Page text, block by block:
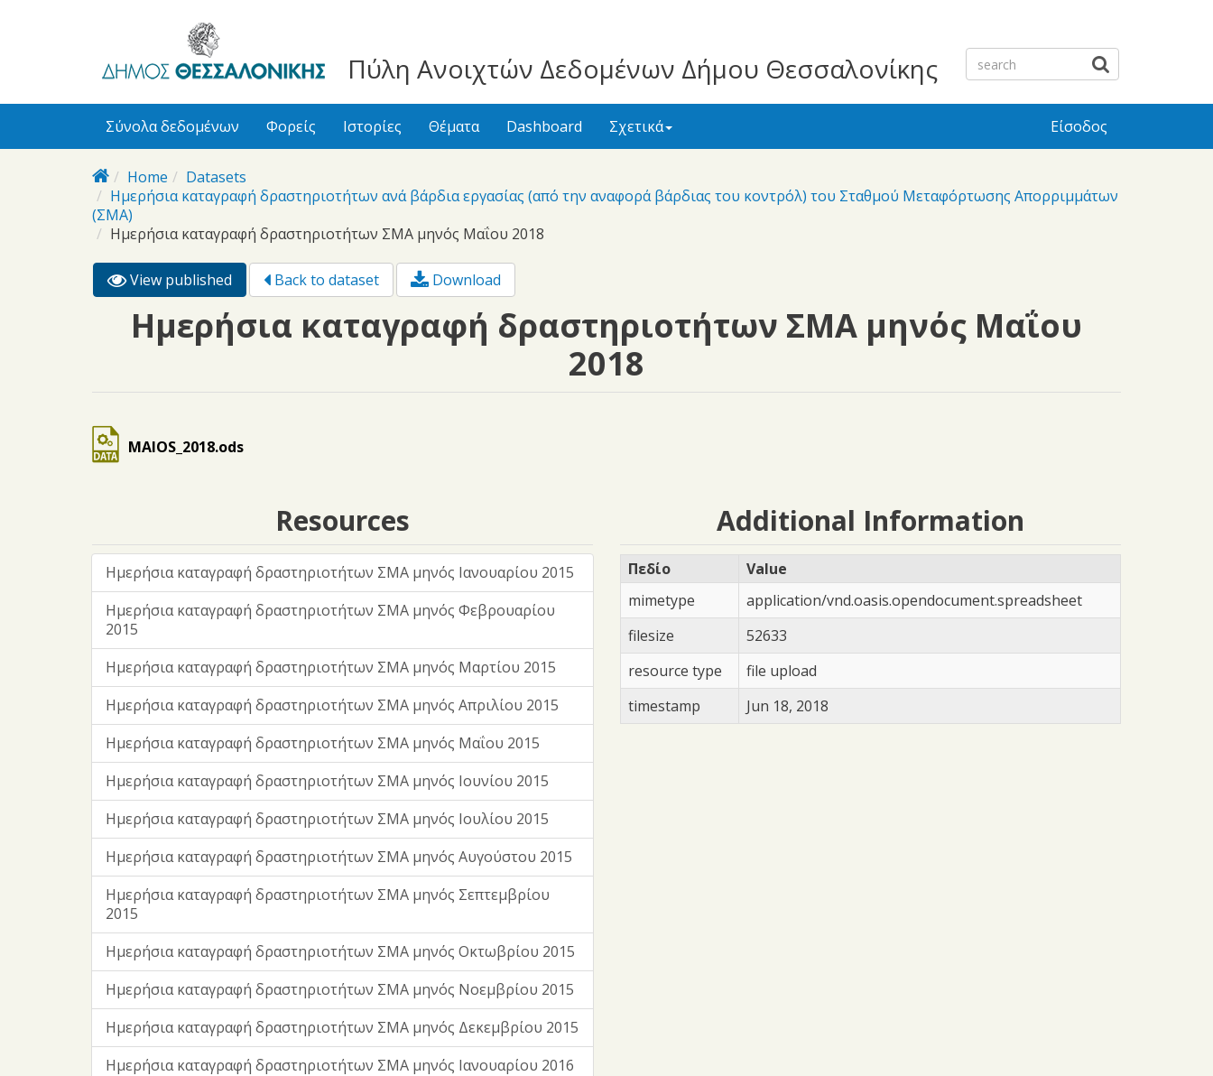
Πύλη Ανοιχτών Δεδομένων Δήμου Θεσσαλονίκης
Σύνολα δεδομένων Φορείς Ιστορίες Θέματα Dashboard Σχετικά Είσοδος
Home
Datasets
Ημερήσια καταγραφή δραστηριοτήτων ανά βάρδια εργασίας (από την αναφορά βάρδιας του κοντρόλ) του Σταθμού Μεταφόρτωσης Απορριμμάτων
(ΣΜΑ)
Ημερήσια καταγραφή δραστηριοτήτων ΣΜΑ μηνός Μαΐου 2018
Primary tabs
View published (active
tab)
Back to dataset Download
Ημερήσια καταγραφή δραστηριοτήτων ΣΜΑ μηνός Μαΐου
2018
MAIOS_2018.ods
Resources
Ημερήσια καταγραφή δραστηριοτήτων ΣΜΑ μηνός Ιανουαρίου 2015
Ημερήσια καταγραφή δραστηριοτήτων ΣΜΑ μηνός Φεβρουαρίου
2015
Ημερήσια καταγραφή δραστηριοτήτων ΣΜΑ μηνός Μαρτίου 2015
Ημερήσια καταγραφή δραστηριοτήτων ΣΜΑ μηνός Απριλίου 2015
Ημερήσια καταγραφή δραστηριοτήτων ΣΜΑ μηνός Μαΐου 2015
Ημερήσια καταγραφή δραστηριοτήτων ΣΜΑ μηνός Ιουνίου 2015
Ημερήσια καταγραφή δραστηριοτήτων ΣΜΑ μηνός Ιουλίου 2015
Ημερήσια καταγραφή δραστηριοτήτων ΣΜΑ μηνός Αυγούστου 2015
Ημερήσια καταγραφή δραστηριοτήτων ΣΜΑ μηνός Σεπτεμβρίου
2015
Ημερήσια καταγραφή δραστηριοτήτων ΣΜΑ μηνός Οκτωβρίου 2015
Ημερήσια καταγραφή δραστηριοτήτων ΣΜΑ μηνός Νοεμβρίου 2015
Ημερήσια καταγραφή δραστηριοτήτων ΣΜΑ μηνός Δεκεμβρίου 2015
Ημερήσια καταγραφή δραστηριοτήτων ΣΜΑ μηνός Ιανουαρίου 2016
Additional Information
Πεδίο
Value
mimetype
application/vnd.oasis.opendocument.spreadsheet
filesize
52633
resource type
file upload
timestamp
Jun 18, 2018